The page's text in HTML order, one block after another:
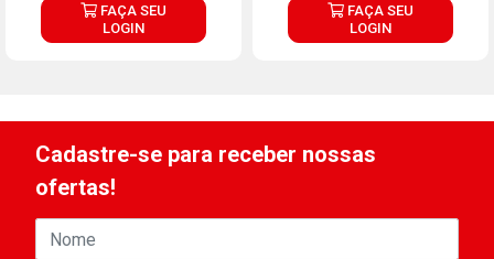
FAÇA SEU
LOGIN
FAÇA SEU
LOGIN
Cadastre-se para receber nossas
ofertas!